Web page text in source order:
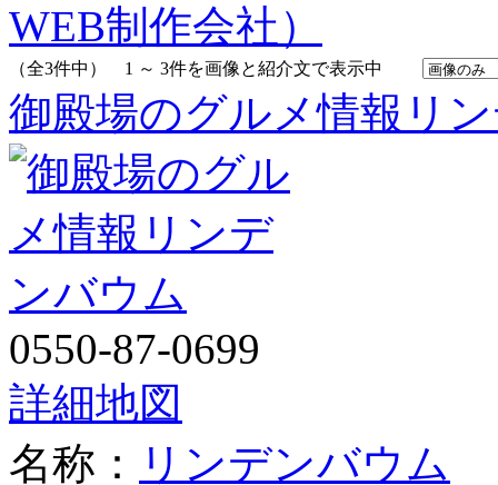
（全3件中） 1 ～ 3件を画像と紹介文で表示中
御殿場のグルメ情報リ
0550-87-0699
詳細地図
名称：
リンデンバウム